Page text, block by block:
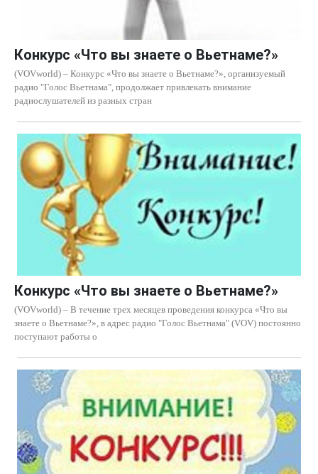
Конкурс «Что вы знаете о Вьетнаме?»
(VOVworld) – Конкурс «Что вы знаете о Вьетнаме?», организуемый
радио "Голос Вьетнама", продолжает привлекать внимание
радиослушателей из разных стран
Конкурс «Что вы знаете о Вьетнаме?»
(VOVworld) – В течение трех месяцев проведения конкурса «Что вы
знаете о Вьетнаме?», в адрес радио "Голос Вьетнама" (VOV) постоянно
поступают работы о